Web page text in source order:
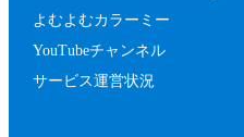
よむよむカラーミー
YouTubeチャンネル
サービス運営状況